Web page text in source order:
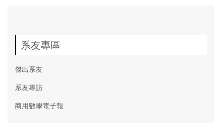
系友專區
傑出系友
系友專訪
商用數學電子報